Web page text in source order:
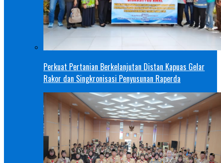
Perkuat Pertanian Berkelanjutan Distan Kapuas Gelar
Rakor dan Singkronisasi Penyusunan Raperda